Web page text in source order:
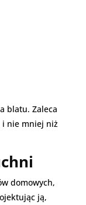
blatu. Zaleca
i nie mniej niż
domowych,
ją,